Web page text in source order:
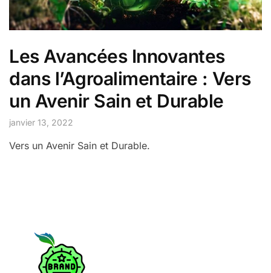
Les Avancées Innovantes
dans l’Agroalimentaire : Vers
un Avenir Sain et Durable
janvier 13, 2022
Vers un Avenir Sain et Durable.